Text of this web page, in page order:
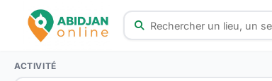
ACTIVITÉ